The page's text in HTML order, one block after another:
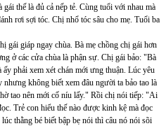
thế là đủ cả nếp tẻ. Cùng tuổi với nhau mà
rơi sợi tóc. Chị nhổ tóc sâu cho mẹ. Tuổi ba
gái giáp ngay chùa. Bà mẹ chồng chị gái hơn
ở các cửa chùa là phận sự. Chị gái bảo: "Bà
phải xem xét chán mới ưng thuận. Lúc yêu
không biết xem đâu người ta bảo tao là
tao nên mới cố níu lấy." Rồi chị nói tiếp: "Ai
Trẻ con hiểu thế nào được kinh kệ mà đọc
thằng bé biết bập bẹ nói thì câu nó nói sõi